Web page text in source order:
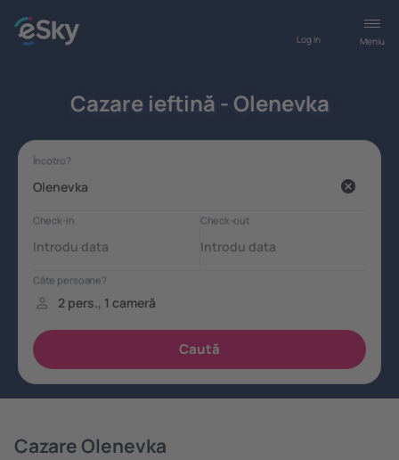
Meniu
Log in
Cazare ieftină - Olenevka
Cazare Olenevka